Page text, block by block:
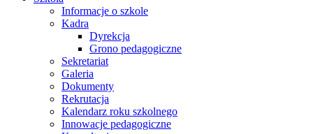
Informacje o szkole
Kadra
Dyrekcja
Grono pedagogiczne
Sekretariat
Galeria
Dokumenty
Rekrutacja
Kalendarz roku szkolnego
Innowacje pedagogiczne